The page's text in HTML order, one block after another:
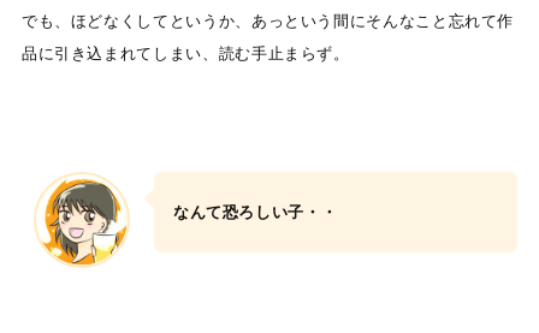
でも、ほどなくしてというか、あっという間にそんなこと忘れて作
品に引き込まれてしまい、読む手止まらず。
なんて恐ろしい子・・